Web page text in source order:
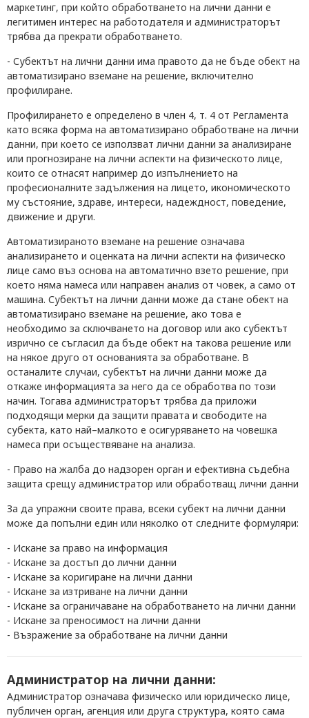
маркетинг, при който обработването на лични данни е
легитимен интерес на работодателя и администраторът
трябва да прекрати обработването.
- Субектът на лични данни има правото да не бъде обект на
автоматизирано вземане на решение, включително
профилиране.
Профилирането е определено в член 4, т. 4 от Регламента
като всяка форма на автоматизирано обработване на лични
данни, при което се използват лични данни за анализиране
или прогнозиране на лични аспекти на физическото лице,
които се отнасят например до изпълнението на
професионалните задължения на лицето, икономическото
му състояние, здраве, интереси, надеждност, поведение,
движение и други.
Автоматизираното вземане на решение означава
анализирането и оценката на лични аспекти на физическо
лице само въз основа на автоматично взето решение, при
което няма намеса или направен анализ от човек, а само от
машина. Субектът на лични данни може да стане обект на
автоматизирано вземане на решение, ако това е
необходимо за сключването на договор или ако субектът
изрично се съгласил да бъде обект на такова решение или
на някое друго от основанията за обработване. В
останалите случаи, субектът на лични данни може да
откаже информацията за него да се обработва по този
начин. Тогава администраторът трябва да приложи
подходящи мерки да защити правата и свободите на
субекта, като най–малкото е осигуряването на човешка
намеса при осъществяване на анализа.
- Право на жалба до надзорен орган и ефективна съдебна
защита срещу администратор или обработващ лични данни
За да упражни своите права, всеки субект на лични данни
може да попълни един или няколко от следните формуляри:
- Искане за право на информация
- Искане за достъп до лични данни
- Искане за коригиране на лични данни
- Искане за изтриване на лични данни
- Искане за ограничаване на обработването на лични данни
- Искане за преносимост на лични данни
- Възражение за обработване на лични данни
Администратор на лични данни:
Администратор означава физическо или юридическо лице,
публичен орган, агенция или друга структура, която сама